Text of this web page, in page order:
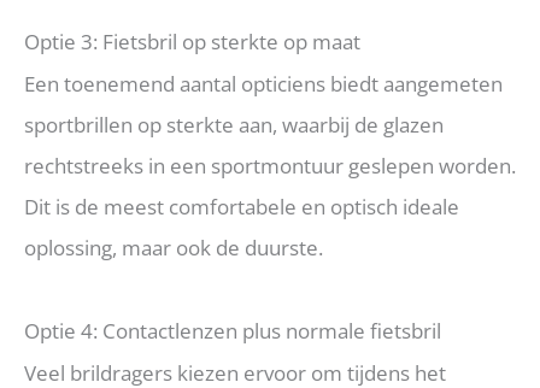
Optie 3: Fietsbril op sterkte op maat
Een toenemend aantal opticiens biedt aangemeten
sportbrillen op sterkte aan, waarbij de glazen
rechtstreeks in een sportmontuur geslepen worden.
Dit is de meest comfortabele en optisch ideale
oplossing, maar ook de duurste.
Optie 4: Contactlenzen plus normale fietsbril
Veel brildragers kiezen ervoor om tijdens het